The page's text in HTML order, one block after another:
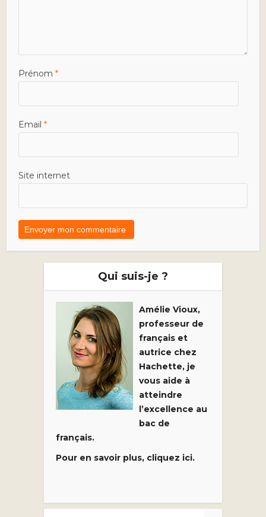
Prénom*
Email*
Site internet
Qui suis-je ?
Amélie Vioux,
professeur de
français et
autrice chez
Hachette, je
vous aide à
atteindre
l’excellence au
bac de
français.
Pour en savoir plus, cliquez ici.